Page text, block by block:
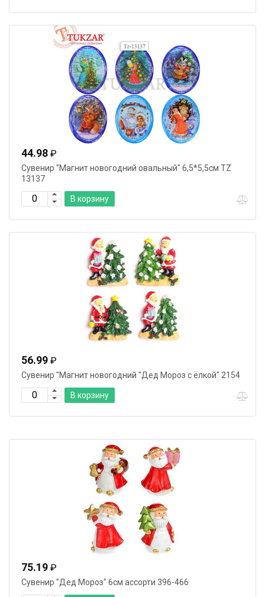
44.98 ₽
Сувенир "Магнит новогодний овальный" 6,5*5,5см TZ
13137
В корзину
56.99 ₽
Сувенир "Магнит новогодний "Дед Мороз с ёлкой" 2154
В корзину
75.19 ₽
Сувенир "Дед Мороз" 6см ассорти 396-466